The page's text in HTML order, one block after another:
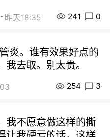
昨天18:35 241 0
炎。谁有效果好点的
去取。别太贵。
254 3
我不愿意做这样的撕